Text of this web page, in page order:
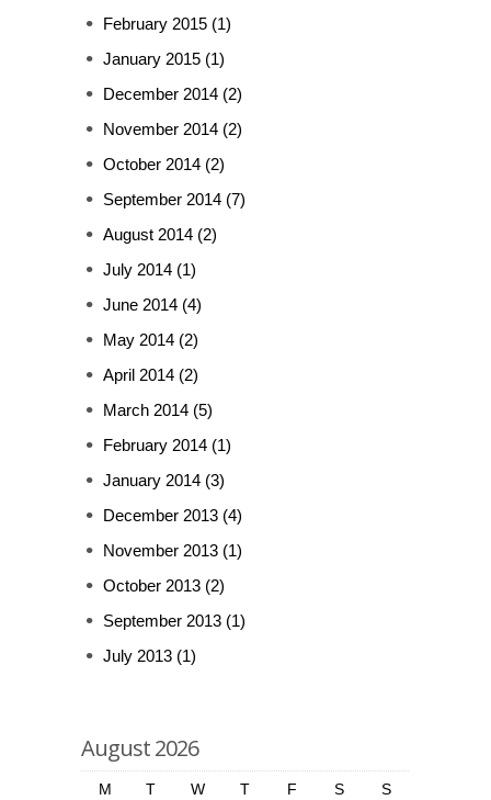
February 2015 (1)
January 2015 (1)
December 2014 (2)
November 2014 (2)
October 2014 (2)
September 2014 (7)
August 2014 (2)
July 2014 (1)
June 2014 (4)
May 2014 (2)
April 2014 (2)
March 2014 (5)
February 2014 (1)
January 2014 (3)
December 2013 (4)
November 2013 (1)
October 2013 (2)
September 2013 (1)
July 2013 (1)
August 2026
M T W T F S
S